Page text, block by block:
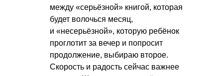
между «серьёзной» книгой, которая
будет волочься месяц,
и «несерьёзной», которую ребёнок
проглотит за вечер и попросит
продолжение, выбираю второе.
Скорость и радость сейчас важнее